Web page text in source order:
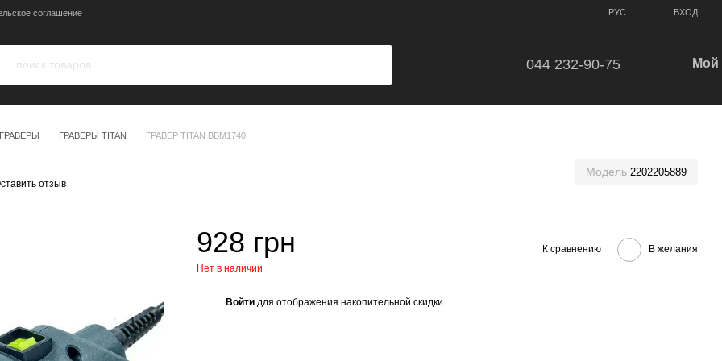
соглашение РУС ВХОД
044 232-90-75 Мой
ГРАВЕРЫ ГРАВЕРЫ TITAN ГРАВЁР TITAN BBM1740
отзыв
Модель 2202205889
928 грн
Нет в наличии
К сравнению В желания
Войти для отображения накопительной скидки